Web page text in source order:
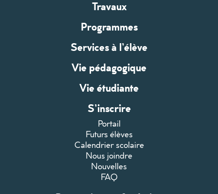
Travaux
Programmes
Services à l’élève
Vie pédagogique
Vie étudiante
S’inscrire
Portail
Futurs élèves
Calendrier scolaire
Nous joindre
Nouvelles
FAQ